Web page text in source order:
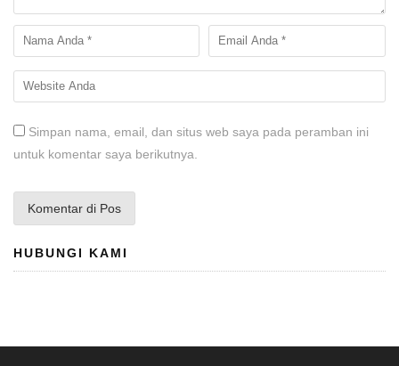
Simpan nama, email, dan situs web saya pada peramban ini
untuk komentar saya berikutnya.
HUBUNGI KAMI